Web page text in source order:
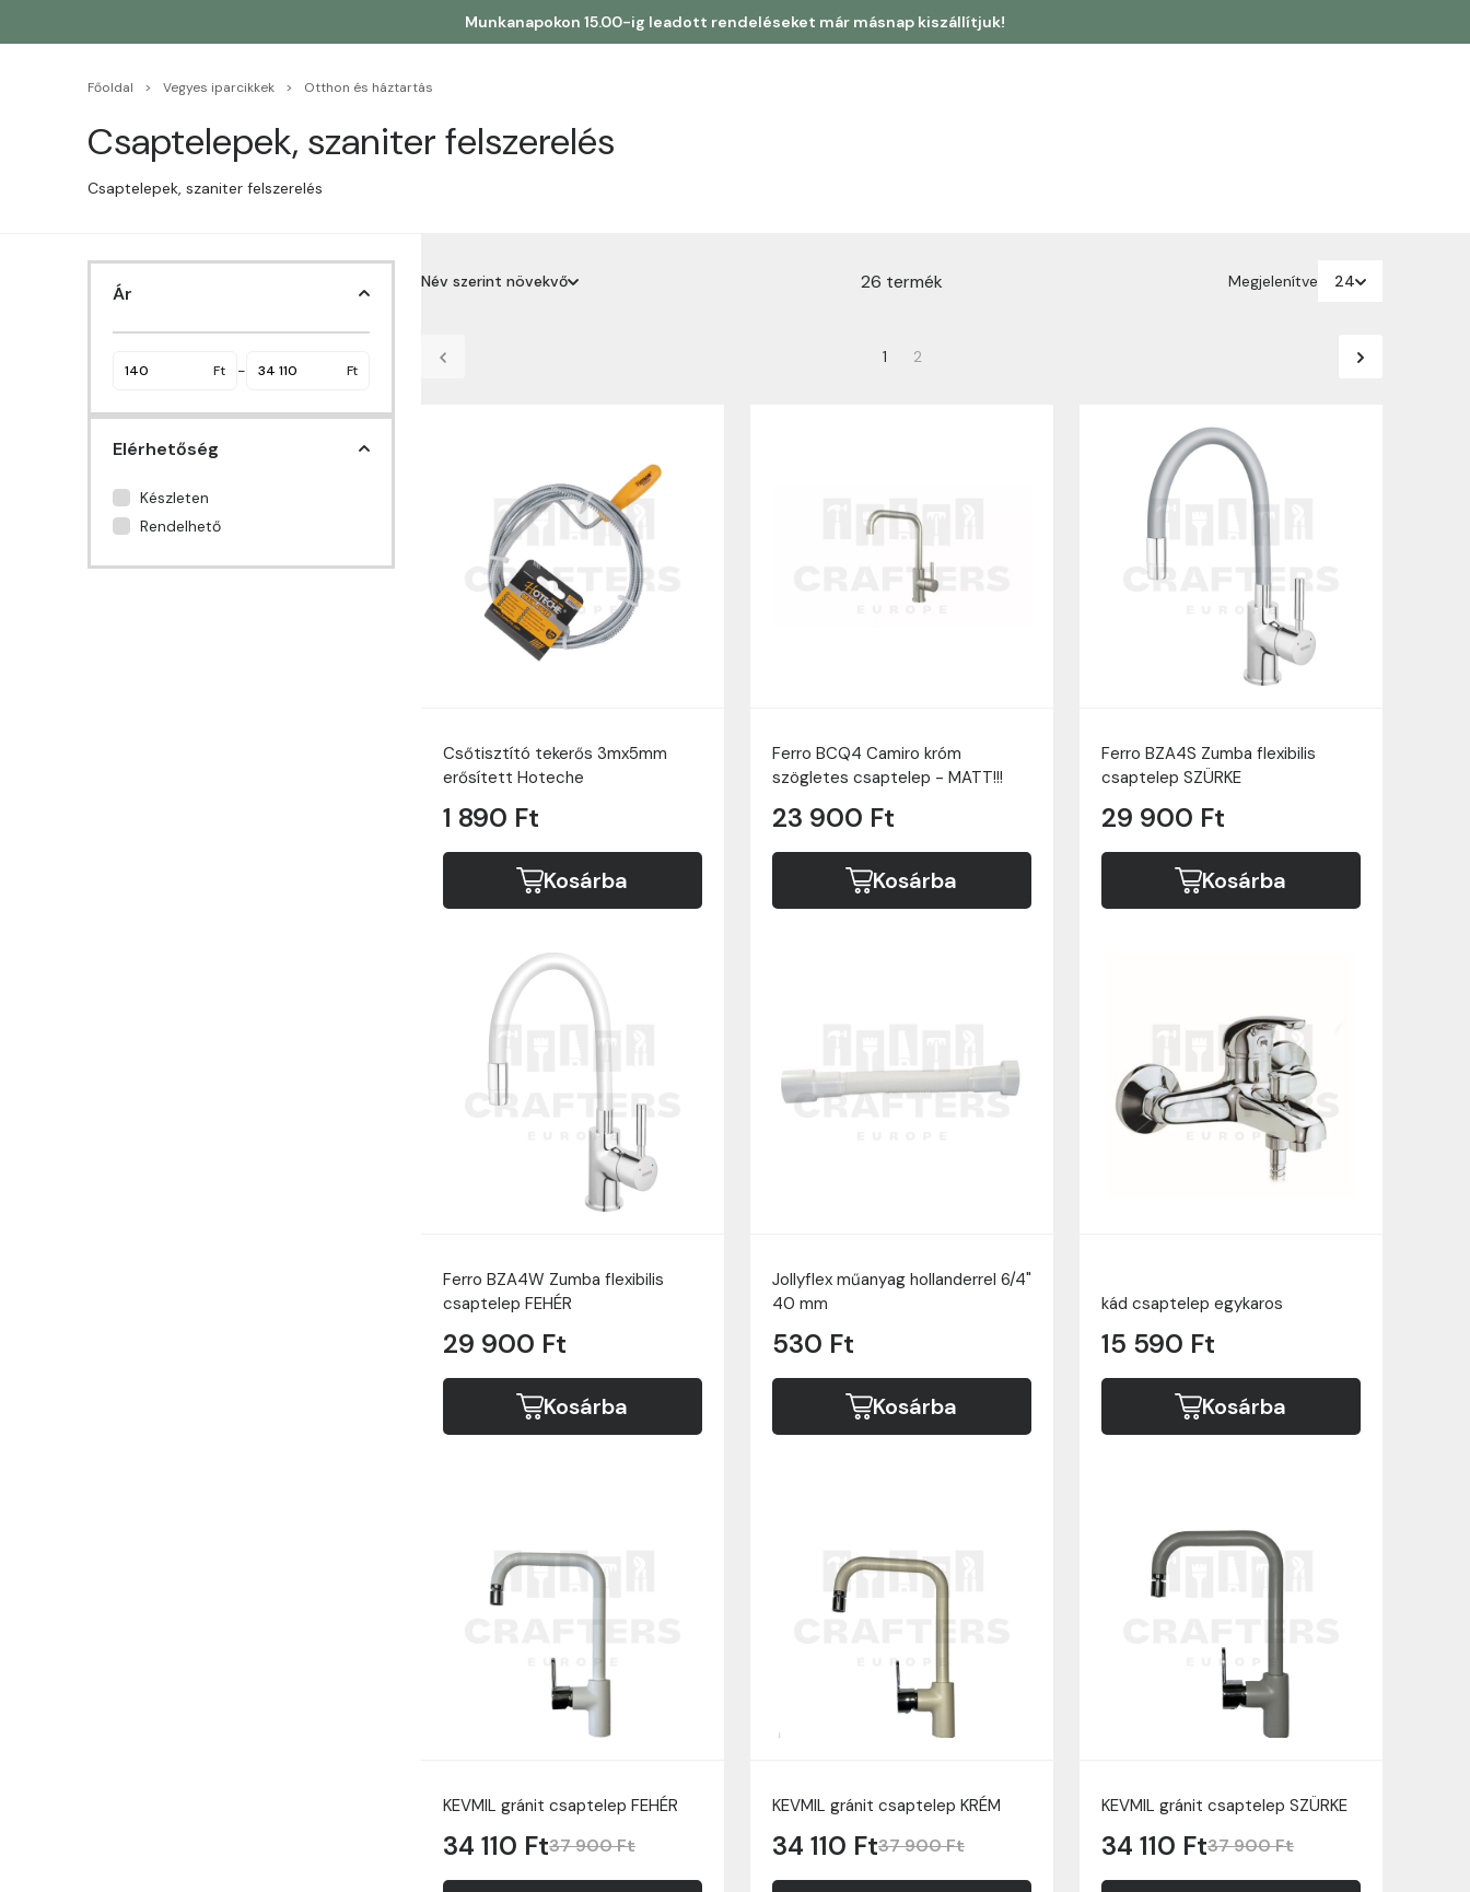
Munkanapokon 15.00-ig leadott rendeléseket már másnap kiszállítjuk!
Főoldal Vegyes iparcikkek Otthon és háztartás
Csaptelepek, szaniter felszerelés
Csaptelepek, szaniter felszerelés
Ár
Ft - Ft
Elérhetőség
Készleten
Rendelhető
Név szerint növekvő
Név szerint csökkenő
26 termék Megjelenítve
24
1 2
Csőtisztító tekerős 3mx5mm
erősített Hoteche
1 890 Ft
Kosárba
Ferro BCQ4 Camiro króm
szögletes csaptelep - MATT!!!
23 900 Ft
Kosárba
Ferro BZA4S Zumba flexibilis
csaptelep SZÜRKE
29 900 Ft
Kosárba
Ferro BZA4W Zumba flexibilis
csaptelep FEHÉR
29 900 Ft
Kosárba
Jollyflex műanyag hollanderrel 6/4"
40 mm
530 Ft
Kosárba
kád csaptelep egykaros
15 590 Ft
Kosárba
KEVMIL gránit csaptelep FEHÉR
34 110 Ft37 900 Ft
KEVMIL gránit csaptelep KRÉM
34 110 Ft37 900 Ft
KEVMIL gránit csaptelep SZÜRKE
34 110 Ft37 900 Ft